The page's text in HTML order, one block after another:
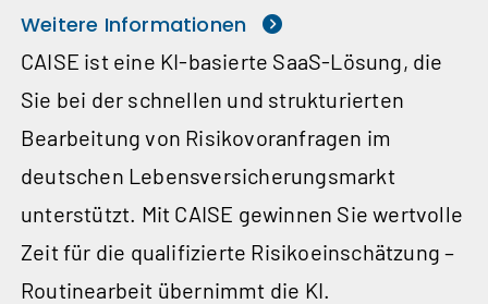
Weitere Informationen
CAISE ist eine KI‑basierte SaaS-Lösung, die
Sie bei der schnellen und strukturierten
Bearbeitung von Risiko­voranfragen im
deutschen Lebensversicherungsmarkt
unterstützt. Mit CAISE gewinnen Sie wertvolle
Zeit für die qualifizierte Risiko­einschätzung –
Routine­arbeit übernimmt die KI.